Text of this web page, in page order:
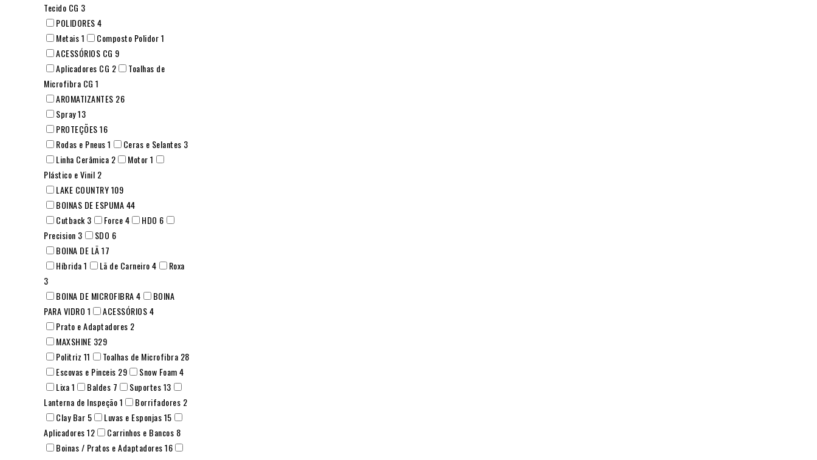
Tecido CG 3
POLIDORES4
Metais1 Composto Polidor1
ACESSÓRIOS CG 9
Aplicadores CG 2
Toalhas de
Microfibra CG 1
AROMATIZANTES 26
Spray13
PROTEÇÕES16
Rodas e Pneus1 Ceras e Selantes 3
Linha Cerâmica 2 Motor1
Plástico e Vinil 2
LAKE COUNTRY109
BOINAS DE ESPUMA44
Cutback 3 Force4 HDO 6
Precision 3 SDO 6
BOINA DE LÃ17
Híbrida1 Lã de Carneiro4
Roxa
3
BOINA DE MICROFIBRA4
BOINA
PARA VIDRO 1 ACESSÓRIOS4
Prato e Adaptadores 2
MAXSHINE 329
Politriz 11 Toalhas de Microfibra 28
Escovas e Pinceis 29 Snow Foam4
Lixa1 Baldes 7 Suportes13
Lanterna de Inspeção1 Borrifadores 2
Clay Bar 5 Luvas e Esponjas15
Aplicadores12 Carrinhos e Bancos 8
Boinas / Pratos e Adaptadores16